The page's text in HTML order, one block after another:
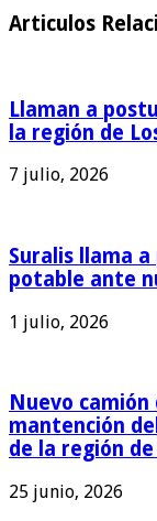
Articulos
Llaman a
la región de
7 julio, 2026
Suralis llama
potable ante
1 julio, 2026
Nuevo
mantención
de la región de
25 junio, 2026